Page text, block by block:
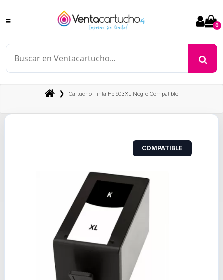
0
❯ Cartucho Tinta Hp 903XL Negro Compatible
COMPATIBLE